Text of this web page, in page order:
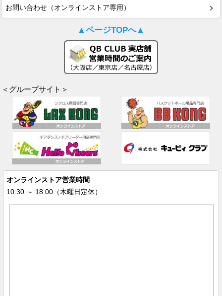
お問い合わせ（オンラインストア専用）
▲ページTOPへ▲
＜グループサイト＞
オンラインストア営業時間
10:30 ～ 18:00（木曜日定休）